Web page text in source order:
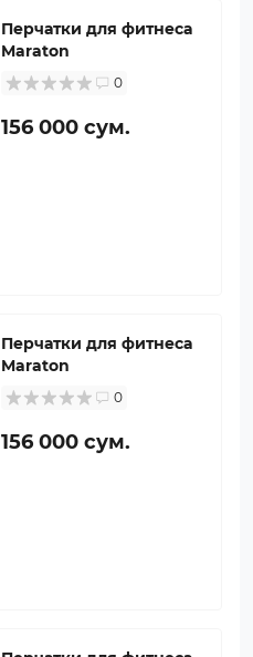
Перчатки для фитнеса
Maraton
0
156 000 сум.
Перчатки для фитнеса
Maraton
0
156 000 сум.